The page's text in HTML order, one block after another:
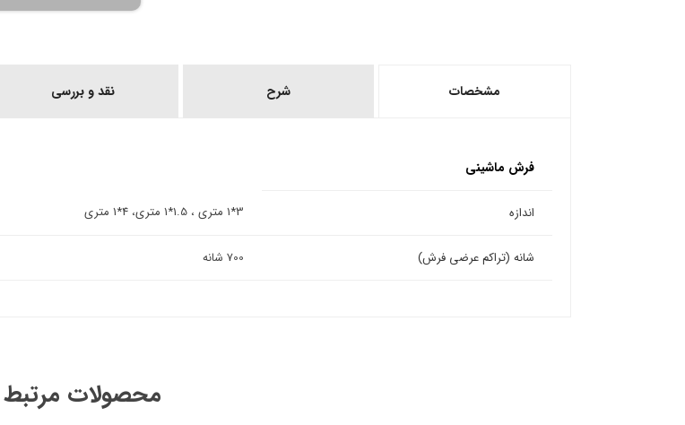
مشخصات شرح نقد و بررسی
فرش ماشینی
اندازه 3*1 متری ، 1.5*1 متری، 4*1 متری
شانه (تراکم عرضی فرش) 700 شانه
محصولات مرتبط